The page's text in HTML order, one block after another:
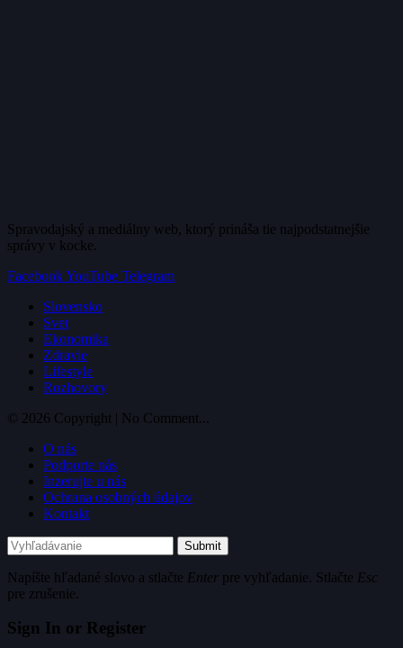
Spravodajský a mediálny web, ktorý prináša tie najpodstatnejšie
správy v kocke.
FacebookYouTube Telegram
Slovensko
Svet
Ekonomika
Zdravie
Lifestyle
Rozhovory
© 2026 Copyright | No Comment...
O nás
Podporte nás
Inzerujte u nás
Ochrana osobných údajov
Kontakt
Submit
Napíšte hľadané slovo a stlačte Enter pre vyhľadanie. Stlačte Esc
pre zrušenie.
Sign In or Register